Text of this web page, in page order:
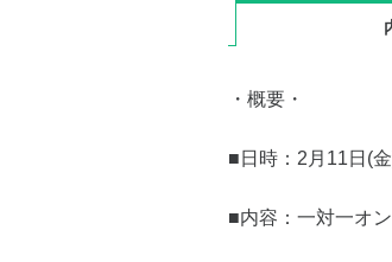
・概要・
■日時：2月11日(
■内容：一対一オ